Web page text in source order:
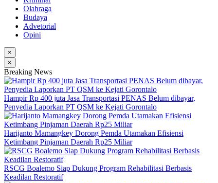
Olahraga
Budaya
Advetorial
Opini
×
×
Breaking News
Hampir Rp 400 juta Jasa Transportasi PENAS Belum dibayar,
Penyedia Laporkan PT QSM ke Kejati Gorontalo
Harijanto Mamangkey Dorong Pemda Utamakan Efisiensi
Ketimbang Pinjaman Daerah Rp25 Miliar
RSCG Boalemo Siap Dukung Program Rehabilitasi Berbasis
Keadilan Restoratif